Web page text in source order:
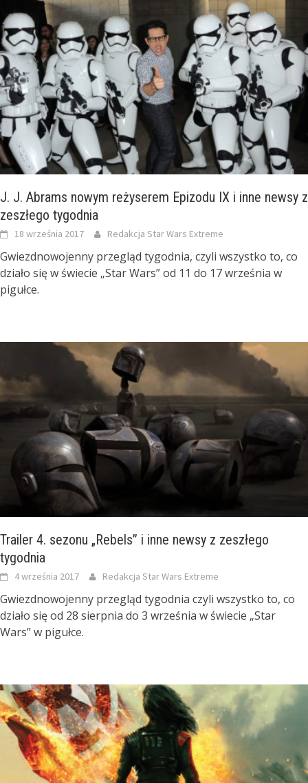
J. J. Abrams nowym reżyserem Epizodu IX i inne newsy z
zeszłego tygodnia
18 września 2017 Redakcja Star Wars Extreme
Gwiezdnowojenny przegląd tygodnia, czyli wszystko to, co
działo się w świecie „Star Wars” od 11 do 17 września w
pigułce.
Trailer 4. sezonu „Rebels” i inne newsy z zeszłego
tygodnia
4 września 2017 Redakcja Star Wars Extreme
Gwiezdnowojenny przegląd tygodnia czyli wszystko to, co
działo się od 28 sierpnia do 3 września w świecie „Star
Wars” w pigułce.